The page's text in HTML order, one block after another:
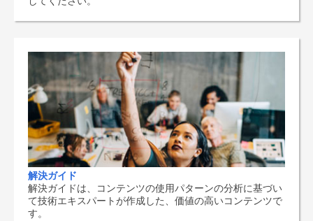
解決ガイド
解決ガイドは、コンテンツの使用パターンの分析に基づい
て技術エキスパートが作成した、価値の高いコンテンツで
す。